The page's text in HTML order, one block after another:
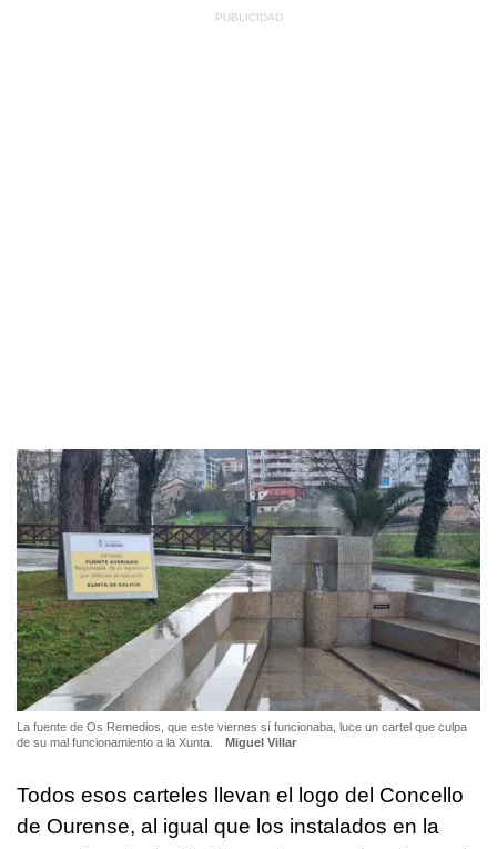
La fuente de Os Remedios, que este viernes sí funcionaba, luce un cartel que culpa
de su mal funcionamiento a la Xunta.
Miguel Villar
Todos esos carteles llevan el logo del Concello
de Ourense, al igual que los instalados en la